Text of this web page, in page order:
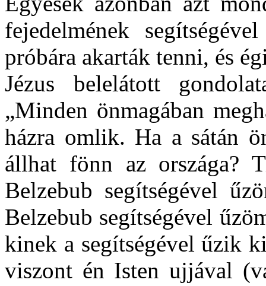
fejedelmének
próbára akarták tenni, és
Jézus belelátott
„Minden önmagában
házra omlik. Ha a sátán
állhat fönn az országa?
Belzebub segítségével
Belzebub segítségével
kinek a segítségével űzik
viszont én Isten ujjával